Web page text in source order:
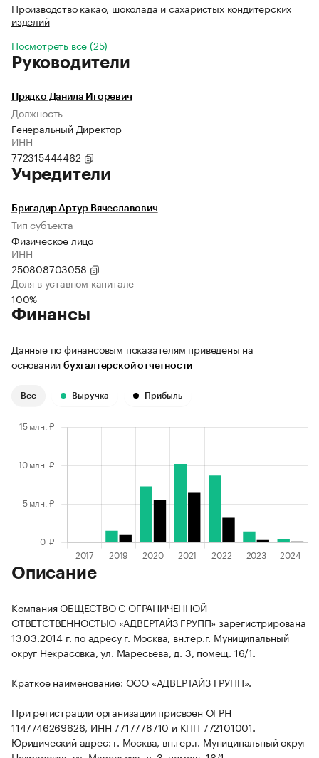
Производство какао, шоколада и сахаристых кондитерских
изделий
Посмотреть все (25)
Руководители
Прядко Данила Игоревич
Должность
Генеральный Директор
ИНН
772315444462
Учредители
Бригадир Артур Вячеславович
Тип субъекта
Физическое лицо
ИНН
250808703058
Доля в уставном капитале
100%
Финансы
Данные по финансовым показателям приведены на
основании бухгалтерской отчетности
Все Выручка Прибыль
Описание
Компания ОБЩЕСТВО С ОГРАНИЧЕННОЙ
ОТВЕТСТВЕННОСТЬЮ «АДВЕРТАЙЗ ГРУПП» зарегистрирована
13.03.2014 г. по адресу г. Москва, вн.тер.г. Муниципальный
округ Некрасовка, ул. Маресьева, д. 3, помещ. 16/1.
Краткое наименование: ООО «АДВЕРТАЙЗ ГРУПП».
При регистрации организации присвоен ОГРН
1147746269626, ИНН 7717778710 и КПП 772101001.
Юридический адрес: г. Москва, вн.тер.г. Муниципальный округ